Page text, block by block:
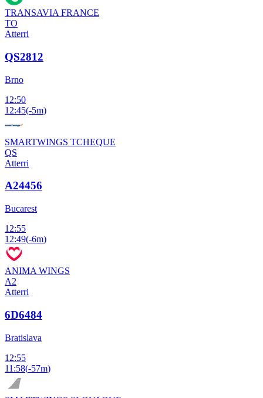
TRANSAVIA FRANCE
TO
Atterri
QS2812
Brno
12:50
12:45(-5m)
SMARTWINGS TCHEQUE
QS
Atterri
A24456
Bucarest
12:55
12:49(-6m)
ANIMA WINGS
A2
Atterri
6D6484
Bratislava
12:55
11:58(-57m)